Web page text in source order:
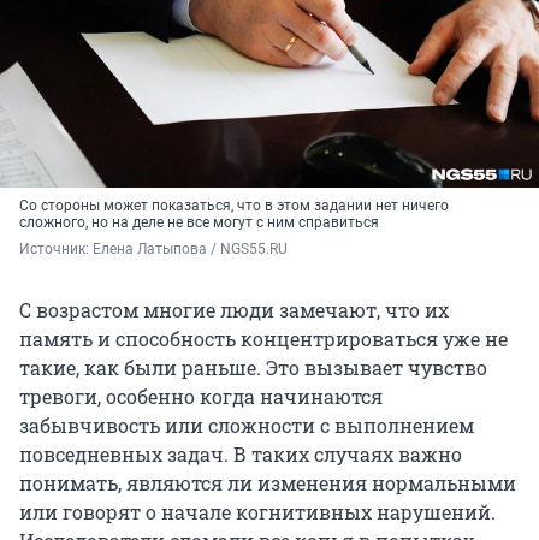
Со стороны может показаться, что в этом задании нет ничего
сложного, но на деле не все могут с ним справиться
Источник: Елена Латыпова / NGS55.RU
С возрастом многие люди замечают, что их
память и способность концентрироваться уже не
такие, как были раньше. Это вызывает чувство
тревоги, особенно когда начинаются
забывчивость или сложности с выполнением
повседневных задач. В таких случаях важно
понимать, являются ли изменения нормальными
или говорят о начале когнитивных нарушений.